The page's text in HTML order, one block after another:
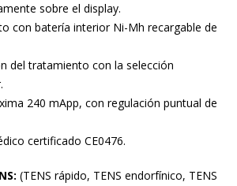
sobre el display.
con batería interior Ni-Mh recargable de
del tratamiento con la selección
240 mApp, con regulación puntual de
certificado CE0476.
(TENS rápido, TENS endorfínico, TENS